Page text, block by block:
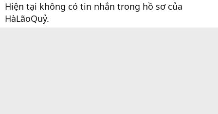
Hiện tại không có tin nhắn trong hồ sơ của
HàLãoQuỷ.